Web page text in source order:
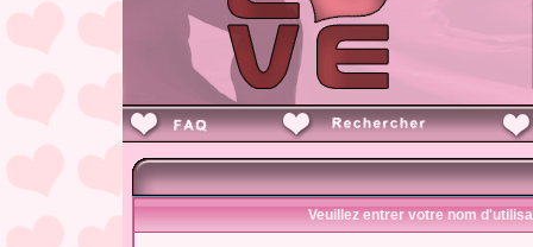
Veuillez entrer votre nom